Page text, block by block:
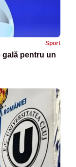
Sport
gală pentru un